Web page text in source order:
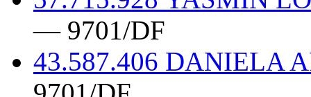
— 9701/DF
43.587.406 DANIELA